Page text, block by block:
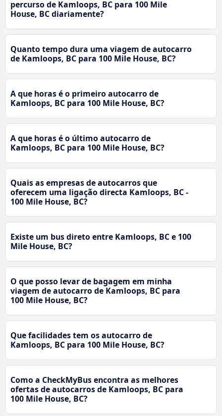
percurso de Kamloops, BC para 100 Mile
House, BC diariamente?
Quanto tempo dura uma viagem de autocarro
de Kamloops, BC para 100 Mile House, BC?
A que horas é o primeiro autocarro de
Kamloops, BC para 100 Mile House, BC?
A que horas é o último autocarro de
Kamloops, BC para 100 Mile House, BC?
Quais as empresas de autocarros que
oferecem uma ligação directa Kamloops, BC -
100 Mile House, BC?
Existe um bus direto entre Kamloops, BC e 100
Mile House, BC?
O que posso levar de bagagem em minha
viagem de autocarro de Kamloops, BC para
100 Mile House, BC?
Que facilidades tem os autocarro de
Kamloops, BC para 100 Mile House, BC?
Como a CheckMyBus encontra as melhores
ofertas de autocarros de Kamloops, BC para
100 Mile House, BC?